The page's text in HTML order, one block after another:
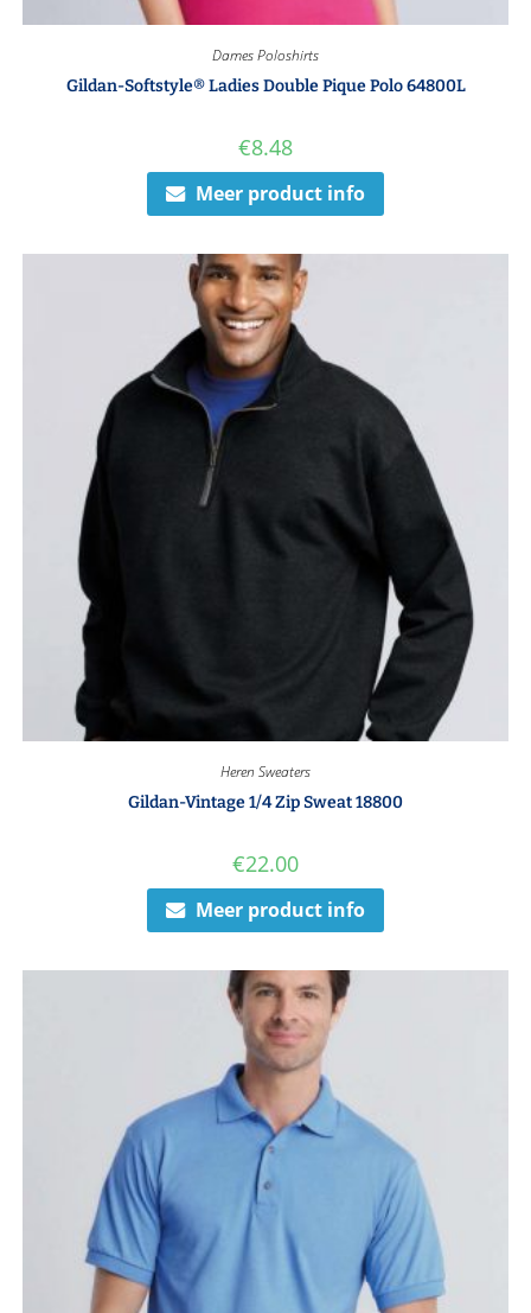
Dames Poloshirts
Gildan-Softstyle® Ladies Double Pique Polo 64800L
€8.48
Meer product info
Heren Sweaters
Gildan-Vintage 1/4 Zip Sweat 18800
€22.00
Meer product info